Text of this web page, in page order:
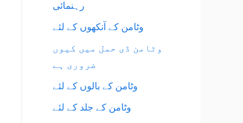
رہنمائی
وٹامن کے آنکھوں کے لئے
وٹامن ڈی حمل میں کیوں
ضروری ہے
وٹامن کے بالوں کے لئے
وٹامن کے جلد کے لئے